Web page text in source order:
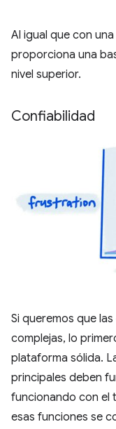
Al igual que con
proporciona una
nivel superior.
Confiabilidad
Si queremos que
complejas, lo
plataforma sólida.
principales deben
funcionando con el
esas funciones se